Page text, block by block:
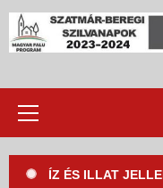
ÍZ ÉS ILLAT